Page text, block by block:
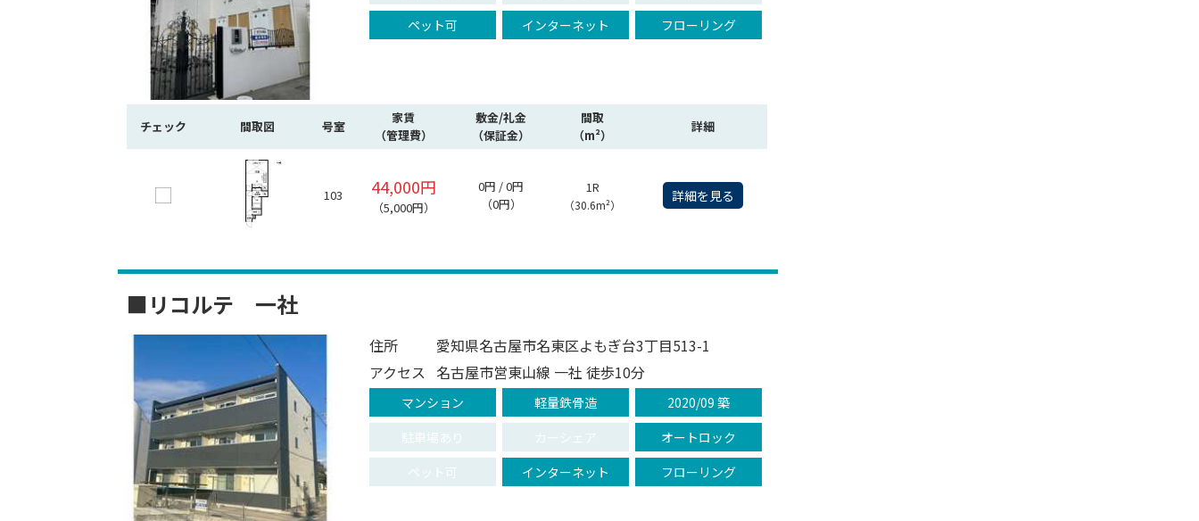
ペット可
インターネット フローリング
チェック 間取図 号室
家賃
（管理費）
敷金/礼金
（保証金）
間取
（m²）
詳細
103 44,000円
（5,000円）
0円 / 0円
（0円）
1R
（30.6m²）
詳細を見る
■リコルテ 一社
住所
愛知県名古屋市名東区よもぎ台3丁目513-1
アクセス 名古屋市営東山線 一社 徒歩10分
マンション 軽量鉄骨造
2020/09 築
駐車場あり
カーシェア
オートロック
ペット可
インターネット フローリング